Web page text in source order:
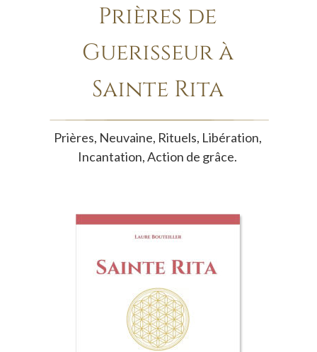
Prières de
Guérisseur à
Sainte Rita
Prières, Neuvaine, Rituels, Libération,
Incantation, Action de grâce.